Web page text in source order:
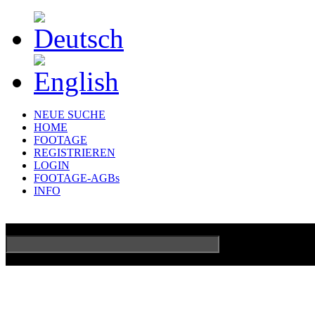
NEUE SUCHE
HOME
FOOTAGE
REGISTRIEREN
LOGIN
FOOTAGE-AGBs
INFO